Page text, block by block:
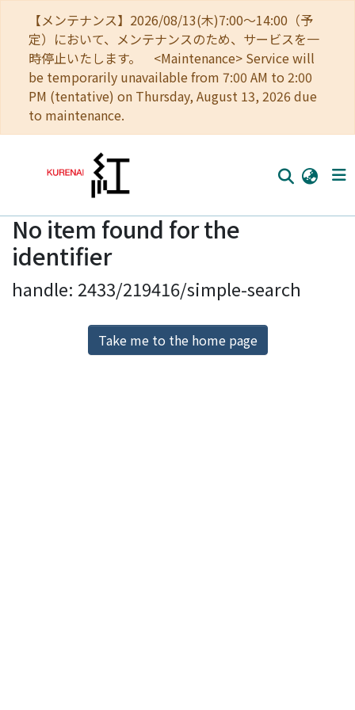
【メンテナンス】2026/08/13(木)7:00～14:00（予
定）において、メンテナンスのため、サービスを一
時停止いたします。 <Maintenance> Service will
be temporarily unavailable from 7:00 AM to 2:00
PM (tentative) on Thursday, August 13, 2026 due
to maintenance.
Home
Communities
Browse
Download Ranking
No item found for the
identifier
handle: 2433/219416/simple-search
Take me to the home page